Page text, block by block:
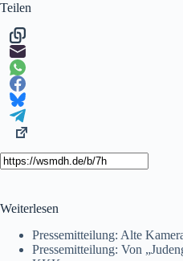
Teilen
Weiterlesen
Pressemitteilung: Alte
Pressemitteilung: Von